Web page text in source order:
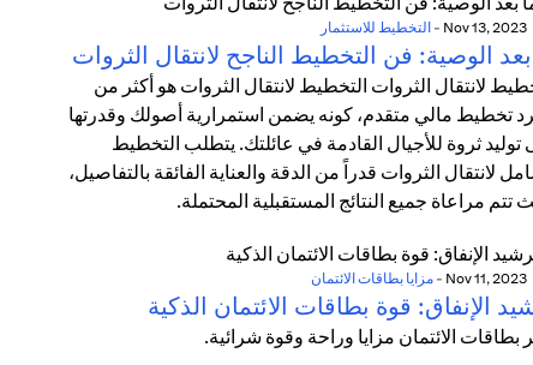
- التخطيط للاستثمار
الوصية: فن التخطيط الناجح لانتقال الثروات
لانتقال الثروات التخطيط لانتقال الثروات هو أكثر من
تخطيط مالي متقدم، كونه يضمن استمرارية أصولك وقدرتها
توليد ثروة للأجيال القادمة في عائلتك. يتطلب التخطيط
لانتقال الثروات قدراً من الدقة والعناية الفائقة بالتفاصيل،
تتم مراعاة جميع النتائج المستقبلية المحتملة.
- مزايا بطاقات الائتمان
الإنفاق: قوة بطاقات الائتمان الذكية
بطاقات الائتمان مزايا وراحة وقوة شرائية.